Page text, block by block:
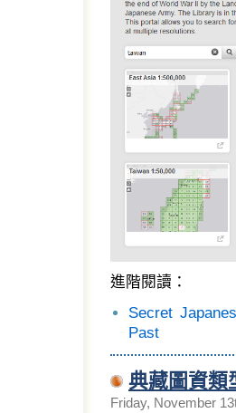
進階閱讀：
Secret
Past
典藏圖資類
Friday, November